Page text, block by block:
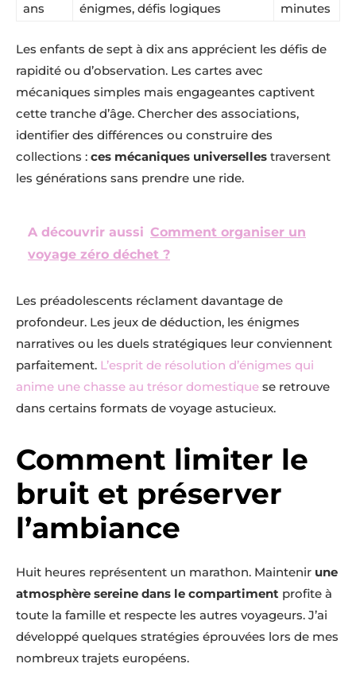
ans
énigmes, défis logiques
minutes
Les enfants de sept à dix ans apprécient les défis de
rapidité ou d’observation. Les cartes avec
mécaniques simples mais engageantes captivent
cette tranche d’âge. Chercher des associations,
identifier des différences ou construire des
collections : ces mécaniques universelles traversent
les générations sans prendre une ride.
A découvrir aussi Comment organiser un
voyage zéro déchet ?
Les préadolescents réclament davantage de
profondeur. Les jeux de déduction, les énigmes
narratives ou les duels stratégiques leur conviennent
parfaitement. L’esprit de résolution d’énigmes qui
anime une chasse au trésor domestique se retrouve
dans certains formats de voyage astucieux.
Comment limiter le
bruit et préserver
l’ambiance
Huit heures représentent un marathon. Maintenir une
atmosphère sereine dans le compartiment profite à
toute la famille et respecte les autres voyageurs. J’ai
développé quelques stratégies éprouvées lors de mes
nombreux trajets européens.